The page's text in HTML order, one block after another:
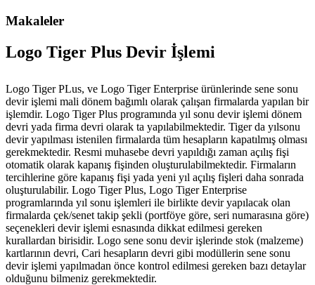
Makaleler
Logo Tiger Plus Devir İşlemi
Logo Tiger PLus, ve Logo Tiger Enterprise ürünlerinde sene sonu
devir işlemi mali dönem bağımlı olarak çalışan firmalarda yapılan bir
işlemdir. Logo Tiger Plus programında yıl sonu devir işlemi dönem
devri yada firma devri olarak ta yapılabilmektedir. Tiger da yılsonu
devir yapılması istenilen firmalarda tüm hesapların kapatılmış olması
gerekmektedir. Resmi muhasebe devri yapıldığı zaman açılış fişi
otomatik olarak kapanış fişinden oluşturulabilmektedir. Firmaların
tercihlerine göre kapanış fişi yada yeni yıl açılış fişleri daha sonrada
oluşturulabilir. Logo Tiger Plus, Logo Tiger Enterprise
programlarında yıl sonu işlemleri ile birlikte devir yapılacak olan
firmalarda çek/senet takip şekli (portföye göre, seri numarasına göre)
seçenekleri devir işlemi esnasında dikkat edilmesi gereken
kurallardan birisidir. Logo sene sonu devir işlerinde stok (malzeme)
kartlarının devri, Cari hesapların devri gibi modüllerin sene sonu
devir işlemi yapılmadan önce kontrol edilmesi gereken bazı detaylar
olduğunu bilmeniz gerekmektedir.